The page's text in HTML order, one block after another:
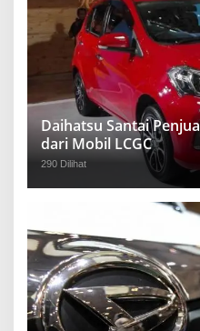
Daihatsu Santai
dari Mobil LCGC
290 Dilihat